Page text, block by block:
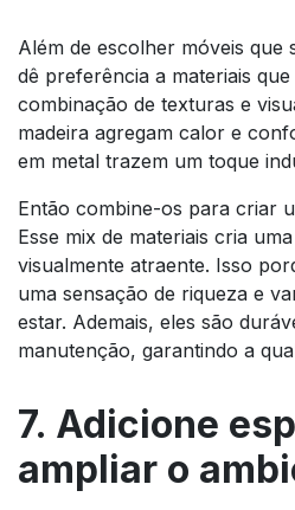
Além de escolher móveis que
dê preferência a materiais
combinação de texturas e
madeira agregam calor e
em metal trazem um toque
Então combine-os para criar
Esse mix de materiais cria
visualmente atraente. Isso
uma sensação de riqueza e
estar. Ademais, eles são
manutenção, garantindo a
7. Adicione
ampliar o